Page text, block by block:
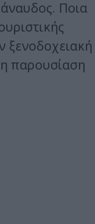
Ποια
ξενοδοχειακή
παρουσίαση